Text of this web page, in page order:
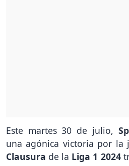
Este martes 30 de julio,
una agónica victoria por la
Clausura de la Liga 1 2024